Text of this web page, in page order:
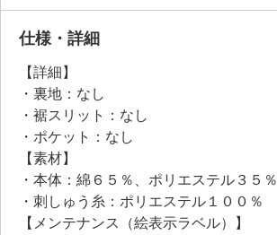
●普段と同じサイズをおすすめ
仕様・詳細
【詳細】
・裏地：なし
・裾スリット：なし
・ポケット：なし
【素材】
・本体：綿６５％、ポリエステル３５％
・刺しゅう糸：ポリエステル１００％
【メンテナンス（絵表示ラベル）】